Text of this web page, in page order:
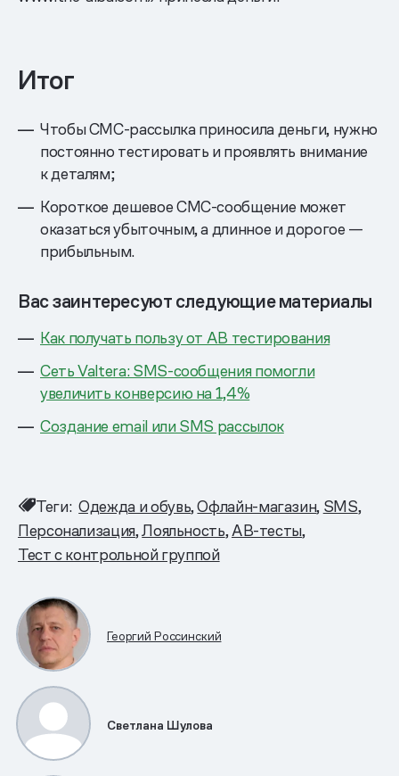
Итог
Чтобы СМС-рассылка приносила деньги, нужно
постоянно тестировать и проявлять внимание
к деталям;
Короткое дешевое СМС-сообщение может
оказаться убыточным, а длинное и дорогое —
прибыльным.
Вас заинтересуют следующие материалы
Как получать пользу от AB тестирования
Сеть Valtera: SMS-сообщения помогли
увеличить конверсию на 1,4%
Создание email или SMS рассылок
Теги: Одежда и обувь Офлайн-магазин SMS
Персонализация Лояльность AB-тесты
Тест с контрольной группой
Георгий Россинский
Светлана Шулова